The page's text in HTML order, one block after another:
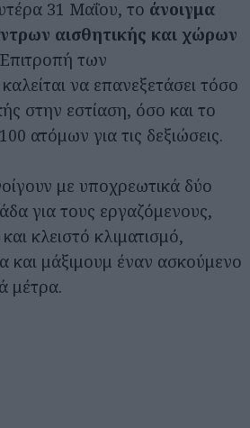
31 Μαΐου, το άνοιγμα
αισθητικής και χώρων
των
να επανεξετάσει τόσο
στην εστίαση, όσο και το
ατόμων για τις δεξιώσεις.
με υποχρεωτικά δύο
για τους εργαζόμενους,
κλειστό κλιματισμό,
και μάξιμουμ έναν ασκούμενο
μέτρα.